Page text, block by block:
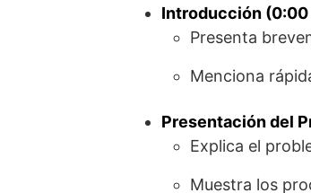
Introducción (0:00
Presenta
Menciona
Presentación del
Explica el
Muestra los